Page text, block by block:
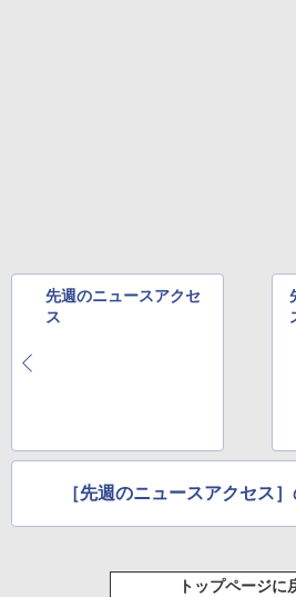
先週のニュースアクセ
ス
［先週のニュースアクセス
トップページに